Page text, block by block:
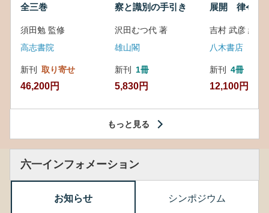
全三巻
須田勉 監修
高志書院
新刊 取り寄せ
46,200円
察と識別の手引き
沢田むつ代 著
雄山閣
新刊 1冊
5,830円
展開 律令・
吉村 武彦 編集
八木書店
新刊 4冊
12,100円
もっと見る
六一インフォメーション
お知らせ シンポジウム